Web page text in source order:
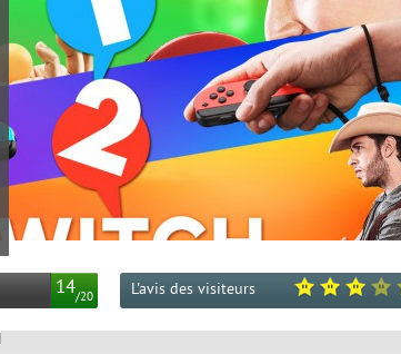
14/20 L'avis des visiteurs